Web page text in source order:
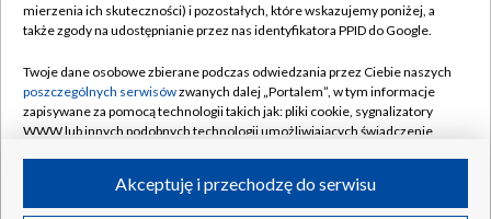
Naziemna Telewizja Cyfrowa
Rada Programowa
System NOS
Informacje o nadawcy
Program dla prasy
Pomoc
Kontakt
Kanały
mierzenia ich skuteczności) i pozostałych, które wskazujemy poniżej, a
także zgody na udostępnianie przez nas identyfikatora PPID do Google.
Twoje dane osobowe zbierane podczas odwiedzania przez Ciebie naszych
poszczególnych serwisówzwanych dalej „Portalem”, w tym informacje
zapisywane za pomocą technologii takich jak: pliki cookie, sygnalizatory
WWW lub innych podobnych technologii umożliwiających świadczenie
ruchu w Internecie.Akceptuję i przechodzę do serwisu